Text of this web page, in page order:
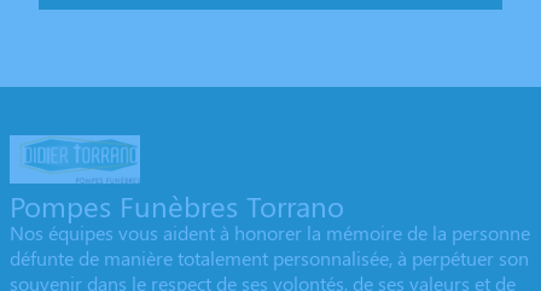
Pompes Funèbres Torrano
Nos équipes vous aident à honorer la mémoire de la personne
défunte de manière totalement personnalisée, à perpétuer son
souvenir dans le respect de ses volontés, de ses valeurs et de